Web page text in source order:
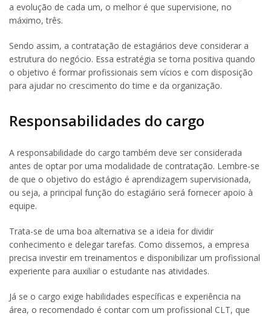
a evolução de cada um, o melhor é que supervisione, no
máximo, três.
Sendo assim, a contratação de estagiários deve considerar a
estrutura do negócio. Essa estratégia se torna positiva quando
o objetivo é formar profissionais sem vícios e com disposição
para ajudar no crescimento do time e da organização.
Responsabilidades do cargo
A responsabilidade do cargo também deve ser considerada
antes de optar por uma modalidade de contratação. Lembre-se
de que o objetivo do estágio é aprendizagem supervisionada,
ou seja, a principal função do estagiário será fornecer apoio à
equipe.
Trata-se de uma boa alternativa se a ideia for dividir
conhecimento e delegar tarefas. Como dissemos, a empresa
precisa investir em treinamentos e disponibilizar um profissional
experiente para auxiliar o estudante nas atividades.
Já se o cargo exige habilidades específicas e experiência na
área, o recomendado é contar com um profissional CLT, que